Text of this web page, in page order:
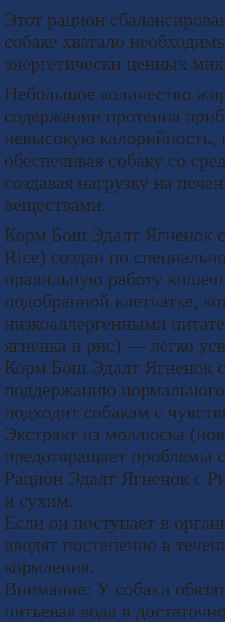
Этот рацион
собаке хватало
энергетически ценных
Небольшое количество
содержании протеина
невысокую калорийность,
обеспечивая собаку со
создавая нагрузку на
веществами.
Корм Бош Эдалт Ягненок
Rice) создан по
правильную работу
подобранной клетчатке,
низкоаллергенными
ягненка и рис) ― легко
Корм Бош Эдалт Ягненок
поддержанию
подходит собакам с
Экстракт из моллюска
предотвращает проблемы
Рацион Эдалт Ягненок с
и сухим.
Если он поступает в
вводят постепенно в
кормления.
Внимание: У собаки
питьевая вода в